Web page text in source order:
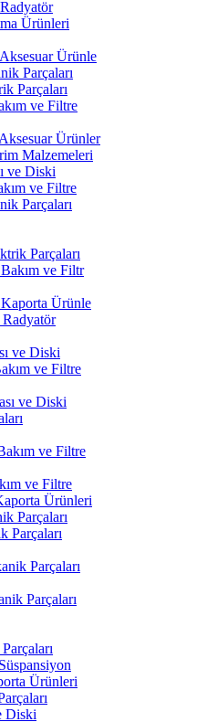
Ürünleri
Ürünle
Parçaları
Parçaları
ve Filtre
Ürünler
Malzemeleri
ve Diski
ve Filtre
Parçaları
Parçaları
ve Filtr
Ürünle
ve Diski
ve Filtre
ve Diski
ve Filtre
ve Filtre
Ürünleri
Parçaları
Parçaları
Parçaları
Parçaları
Ürünleri
Diski